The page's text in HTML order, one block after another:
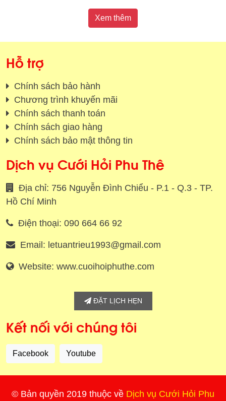
Xem thêm
Hỗ trợ
Chính sách bảo hành
Chương trình khuyến mãi
Chính sách thanh toán
Chính sách giao hàng
Chính sách bảo mật thông tin
Dịch vụ Cưới Hỏi Phu Thê
Địa chỉ: 756 Nguyễn Đình Chiểu - P.1 - Q.3 - TP.
Hồ Chí Minh
Điện thoại: 090 664 66 92
Email: letuantrieu1993@gmail.com
Website: www.cuoihoiphuthe.com
ĐẶT LỊCH HẸN
Kết nối với chúng tôi
Facebook Youtube
© Bản quyền 2019 thuộc về Dịch vụ Cưới Hỏi Phu